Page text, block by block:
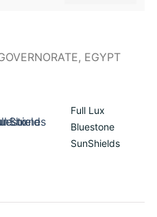
Full Lux
Bluestone
SunShields